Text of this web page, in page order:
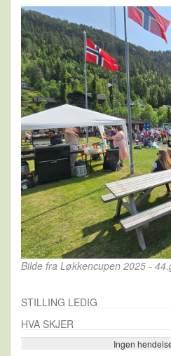
Bilde fra Løkkencupen 2025 -
STILLING LEDIG
HVA SKJER
Ingen
Se flere…